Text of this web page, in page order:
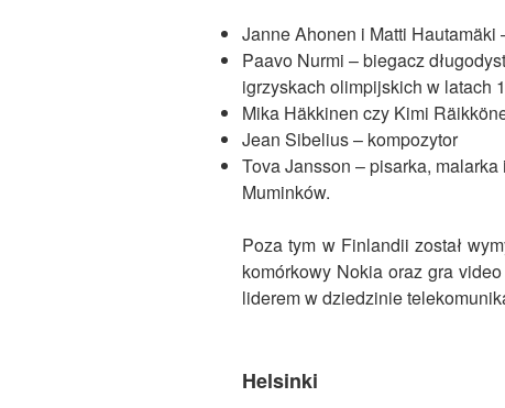
Janne Ahonen i Matti
Paavo Nurmi – biegacz
igrzyskach olimpijskich w latach
Mika Häkkinen czy Kimi
Jean Sibelius – kompozytor
Tova Jansson – pisarka,
Muminków.
Poza tym w Finlandii został
komórkowy Nokia oraz gra
liderem w dziedzinie
Helsinki